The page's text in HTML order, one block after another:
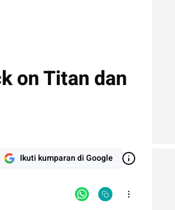
on Titan dan
Ikuti kumparan di Google